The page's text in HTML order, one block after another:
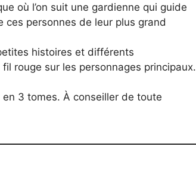
où l’on suit une gardienne qui guide
ces personnes de leur plus grand
histoires et différents
rouge sur les personnages principaux.
en 3 tomes. À conseiller de toute